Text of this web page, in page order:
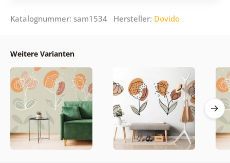
Katalognummer: sam1534 Hersteller: Dovido
Weitere Varianten